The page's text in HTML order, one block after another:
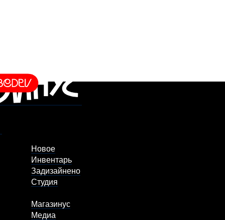
Новое
Инвентарь
Задизайнено
Студия
Магазинус
Медиа